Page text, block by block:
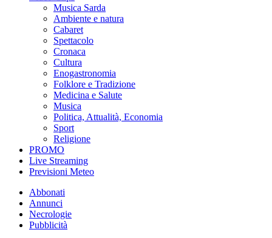
Musica Sarda
Ambiente e natura
Cabaret
Spettacolo
Cronaca
Cultura
Enogastronomia
Folklore e Tradizione
Medicina e Salute
Musica
Politica, Attualità, Economia
Sport
Religione
PROMO
Live Streaming
Previsioni Meteo
Abbonati
Annunci
Necrologie
Pubblicità